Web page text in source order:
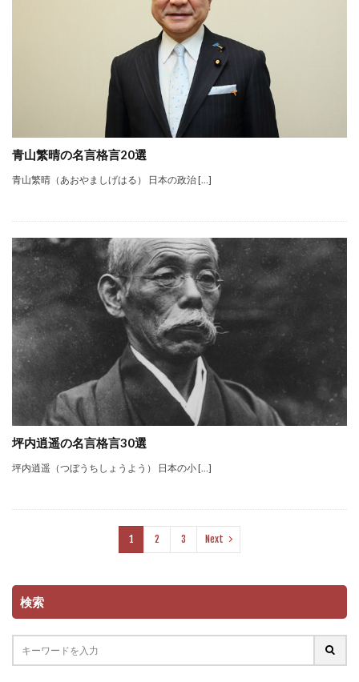
青山繁晴の名言格言20選
青山繁晴（あおやましげはる） 日本の政治 […]
坪内逍遥の名言格言30選
坪内逍遥（つぼうちしょうよう） 日本の小 […]
1 2 3 Next
検索